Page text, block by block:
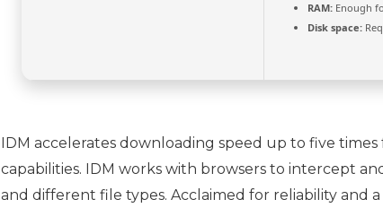
RAM: Enough
Disk space:
IDM accelerates downloading speed up to five
capabilities. IDM works with browsers to intercept
and different file types. Acclaimed for reliability and